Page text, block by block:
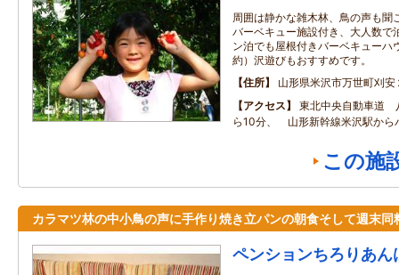
周囲は静かな雑木林、鳥の声も聞
バーベキュー施設付き、大人数で
ン泊でも屋根付きバーベキューハ
約）沢遊びもおすすめです。
住所
山形県米沢市万世町刈
アクセス
東北中央自動車道
ら10分、 山形新幹線米沢駅か
この施
カラマツ林の中小鳥の声に手作り焼き立パンの朝食そして週末同
ペンションちろりあん